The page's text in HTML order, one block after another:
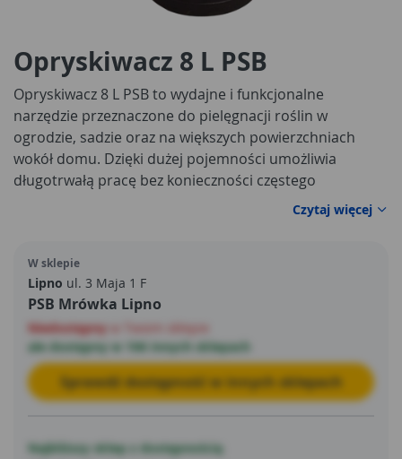
Opryskiwacz 8 L PSB
Opryskiwacz 8 L PSB to wydajne i funkcjonalne
narzędzie przeznaczone do pielęgnacji roślin w
ogrodzie, sadzie oraz na większych powierzchniach
wokół domu. Dzięki dużej pojemności umożliwia
długotrwałą pracę bez konieczności częstego
uzupełniania cieczy, co znacząco podnosi komfort
użytkowania. To idealne rozwiązanie dla osób, które
niezawodnego sprzętu do zadań wymagających
większej wydajności.
Czytaj więcej
W sklepie
Lipno ul. 3 Maja 1 F
PSB Mrówka Lipno
Niedostępny
ale dostępny w 106 innych sklepach
Sprawdź dostępność w innych sklepach
Najbliższy sklep z dostępnością